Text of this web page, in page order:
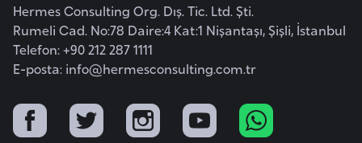
Hermes Consulting Org. Dış. Tic. Ltd. Şti.
Rumeli Cad. No:78 Daire:4 Kat:1 Nişantaşı, Şişli, İstanbul
Telefon: +90 212 287 1111
E-posta: info@hermesconsulting.com.tr
a
n
d
a
İ